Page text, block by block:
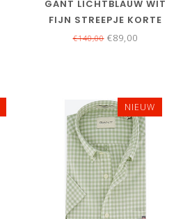
GANT LICHTBLAUW WIT
FIJN STREEPJE KORTE
MOUW
€140,00€89,00
NIEUW